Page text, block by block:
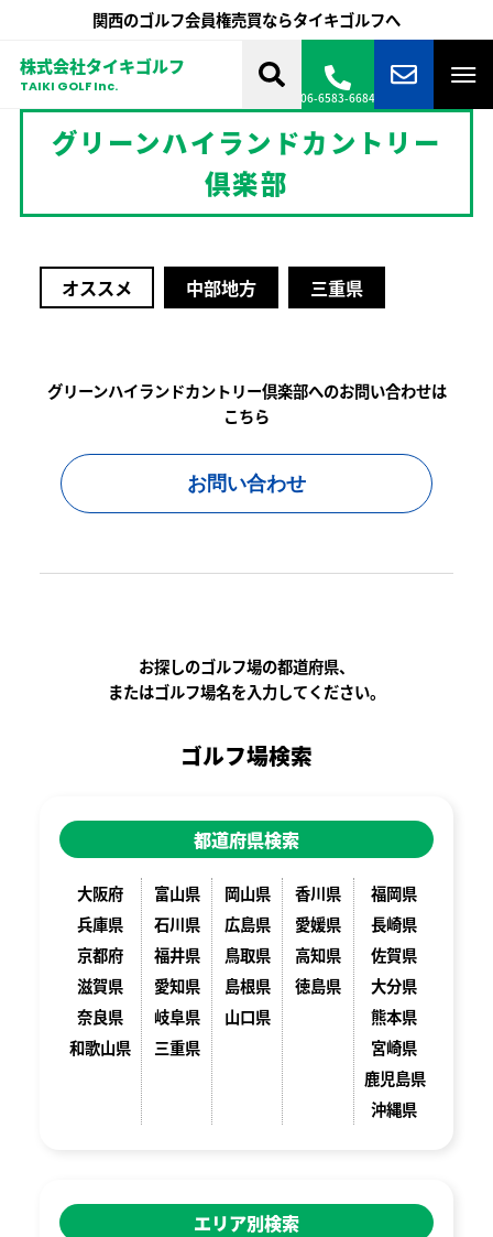
関西のゴルフ会員権売買ならタイキゴルフへ
株式会社タイキゴルフ
TAIKI GOLF Inc.
06-6583-6684
グリーンハイランドカントリー
倶楽部
オススメ 中部地方 三重県
グリーンハイランドカントリー倶楽部へのお問い合わせは
こちら
お問い合わせ
お探しのゴルフ場の都道府県、
またはゴルフ場名を入力してください。
ゴルフ場検索
都道府県検索
大阪府
兵庫県
京都府
滋賀県
奈良県
和歌山県
富山県
石川県
福井県
愛知県
岐阜県
三重県
岡山県
広島県
鳥取県
島根県
山口県
香川県
愛媛県
高知県
徳島県
福岡県
長崎県
佐賀県
大分県
熊本県
宮崎県
鹿児島県
沖縄県
エリア別検索